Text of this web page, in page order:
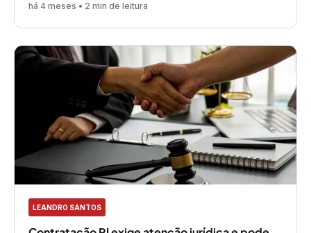
há 4 meses • 2 min de leitura
LEANDRO SANTOS